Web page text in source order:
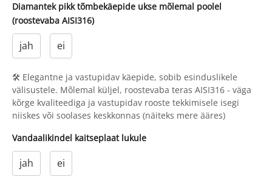
Diamantek pikk tõmbekäepide ukse mõlemal poolel
(roostevaba AISI316)
jah ei
🛠 Elegantne ja vastupidav käepide, sobib esinduslikele
välisustele. Mõlemal küljel, roostevaba teras AISI316 - väga
kõrge kvaliteediga ja vastupidav rooste tekkimisele isegi
niiskes või soolases keskkonnas (näiteks mere ääres)
Vandaalikindel kaitseplaat lukule
jah ei